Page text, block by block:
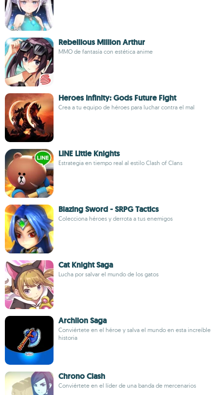
Rebellious Million Arthur
MMO de fantasía con estética anime
Heroes Infinity: Gods Future Fight
Crea a tu equipo de héroes para luchar contra el mal
LINE Little Knights
Estrategia en tiempo real al estilo Clash of Clans
Biazing Sword - SRPG Tactics
Colecciona héroes y derrota a tus enemigos
Cat Knight Saga
Lucha por salvar el mundo de los gatos
Archlion Saga
Conviértete en el héroe y salva el mundo en esta increíble
historia
Chrono Clash
Conviértete en el líder de una banda de mercenarios